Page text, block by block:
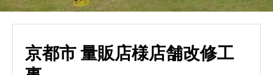
京都市 量販店様店舗改修工